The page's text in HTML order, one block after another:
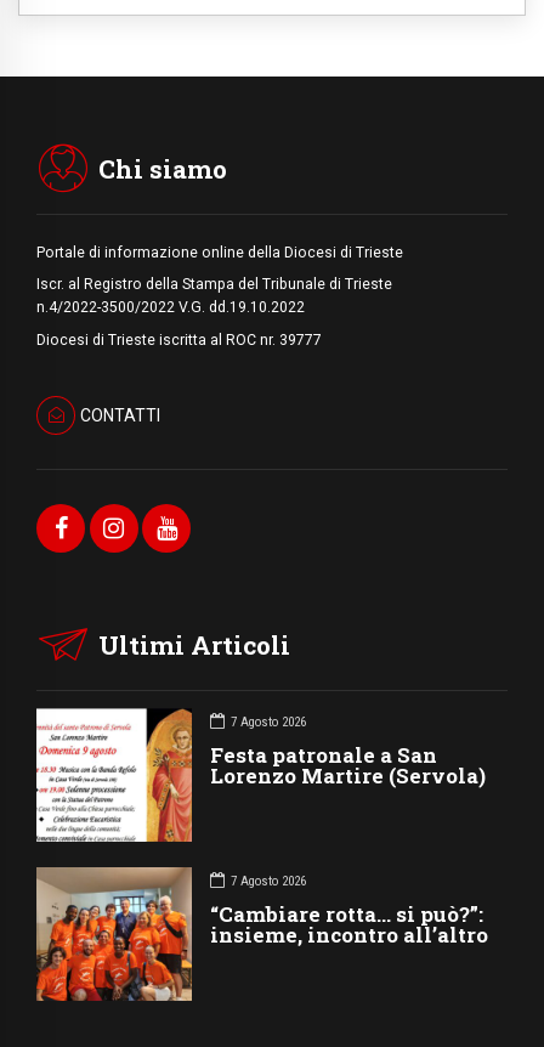
Uruguay, il presidente dei vescovi: la visita
Chi siamo
Portale di informazione online della Diocesi di Trieste
Iscr. al Registro della Stampa del Tribunale di Trieste
n.4/2022-3500/2022 V.G. dd.19.10.2022
Diocesi di Trieste iscritta al ROC nr. 39777
CONTATTI
Ultimi Articoli
7 Agosto 2026
Festa patronale a San
Lorenzo Martire (Servola)
7 Agosto 2026
“Cambiare rotta… si può?”:
insieme, incontro all’altro